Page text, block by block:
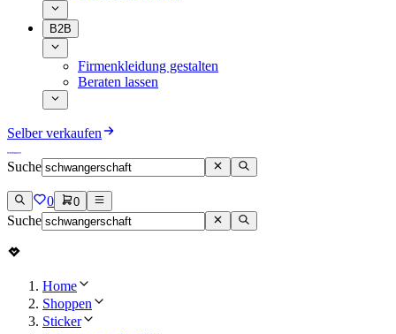
B2B
Firmenkleidung gestalten
Beraten lassen
Selber verkaufen
Suche
0 0
Suche
Home
Shoppen
Sticker